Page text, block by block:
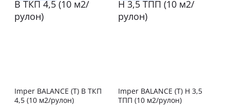
Imper BALANCE (Т) В ТКП
4,5 (10 м2/рулон)
Imper BALANCE (Т) Н 3,5
ТПП (10 м2/рулон)